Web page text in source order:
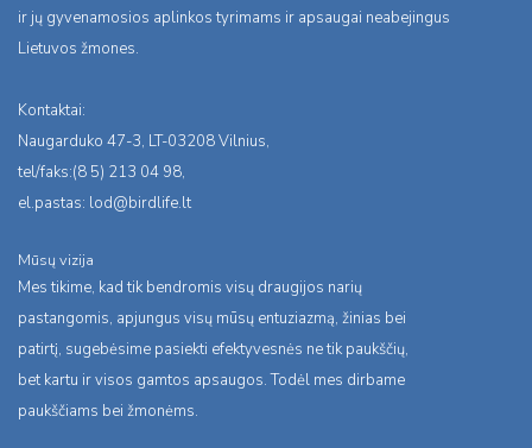
ir jų gyvenamosios aplinkos tyrimams ir apsaugai neabejingus
Lietuvos žmones.
Kontaktai:
Naugarduko 47-3, LT-03208 Vilnius,
tel/faks:(8 5) 213 04 98,
el.pastas: lod@birdlife.lt
Mūsų vizija
Mes tikime, kad tik bendromis visų draugijos narių
pastangomis, apjungus visų mūsų entuziazmą, žinias bei
patirtį, sugebėsime pasiekti efektyvesnės ne tik paukščių,
bet kartu ir visos gamtos apsaugos. Todėl mes dirbame
paukščiams bei žmonėms.